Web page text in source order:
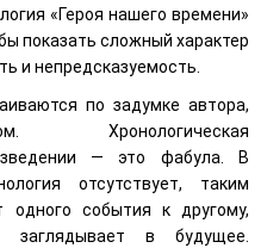
«Героя нашего времени»
показать сложный характер
и непредсказуемость.
по задумке автора,
Хронологическая
— это фабула. В
отсутствует, таким
одного события к другому,
в будущее.